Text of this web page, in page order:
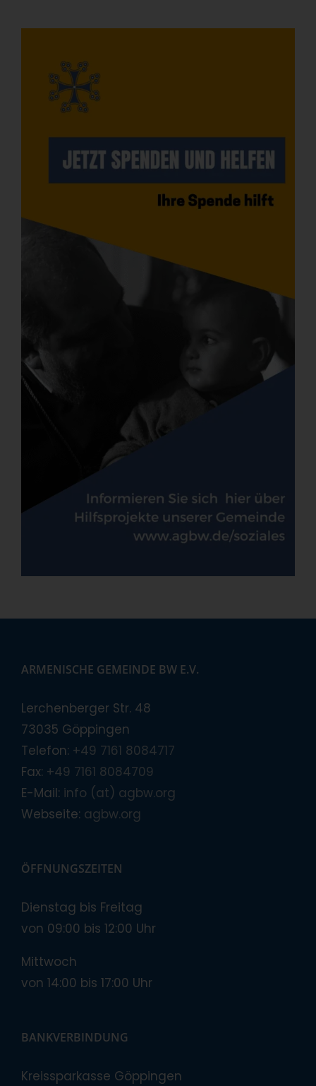
ARMENISCHE GEMEINDE BW E.V.
Lerchenberger Str. 48
73035 Göppingen
Telefon: +49 7161 8084717
Fax: +49 7161 8084709
E-Mail: info (at) agbw.org
Webseite: agbw.org
ÖFFNUNGSZEITEN
Dienstag bis Freitag
von 09:00 bis 12:00 Uhr
Mittwoch
von 14:00 bis 17:00 Uhr
BANKVERBINDUNG
Kreissparkasse Göppingen